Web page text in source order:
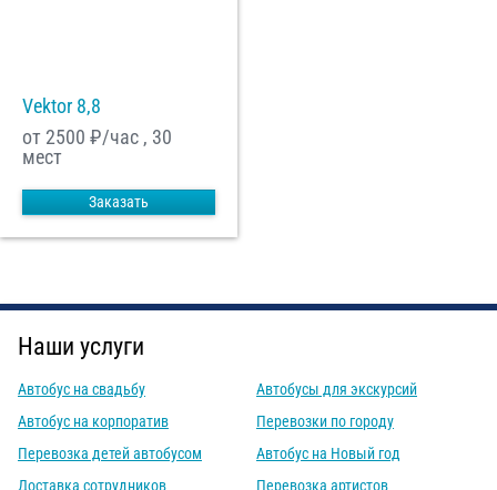
Vektor 8,8
от 2500 ₽/час , 30
мест
Заказать
Наши услуги
Автобус на свадьбу
Автобус на корпоратив
Перевозка детей автобусом
Доставка сотрудников
Автобусы для экскурсий
Перевозки по городу
Автобус на Новый год
Перевозка артистов